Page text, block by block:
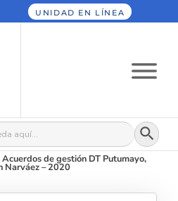
UNIDAD EN LÍNEA
Botón
Acuerdos de gestión DT Putumayo,
Narváez – 2020